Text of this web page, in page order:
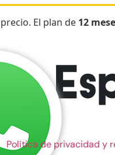
El plan de 12
Política de privacidad y